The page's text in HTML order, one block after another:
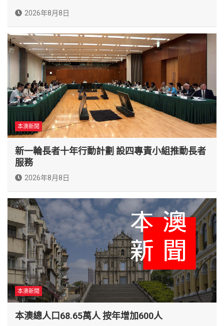
2026年8月8日
本澳新聞
新一輪長者十年行動計劃 設四專責小組推動長者
服務
2026年8月8日
本澳新聞
本澳總人口68.65萬人 按年增加600人